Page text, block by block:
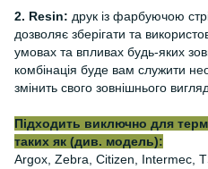
2. Resin: друк із фарбуючою
дозволяє зберігати та
умовах та впливах будь-яких
комбінація буде вам служити
змінить свого зовнішнього
Підходить виключно для
таких як (див. модель):
Argox, Zebra, Citizen, Intermec,